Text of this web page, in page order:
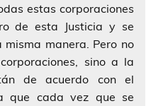
estas corporaciones
de esta Justicia y se
manera. Pero no
sino a la
de acuerdo con el
que cada vez que se